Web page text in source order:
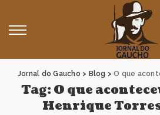
Jornal do Gaucho > Blog >O que aconteceu
Tag:O que
Henrique